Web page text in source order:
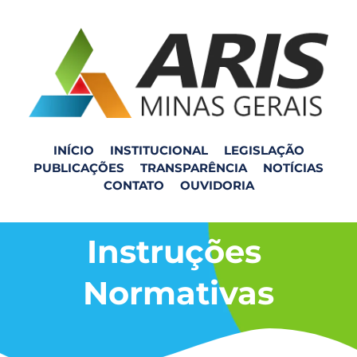
INÍCIO INSTITUCIONAL
LEGISLAÇÃO
PUBLICAÇÕES
TRANSPARÊNCIA
NOTÍCIAS
CONTATO
OUVIDORIA
Instruções
Normativas